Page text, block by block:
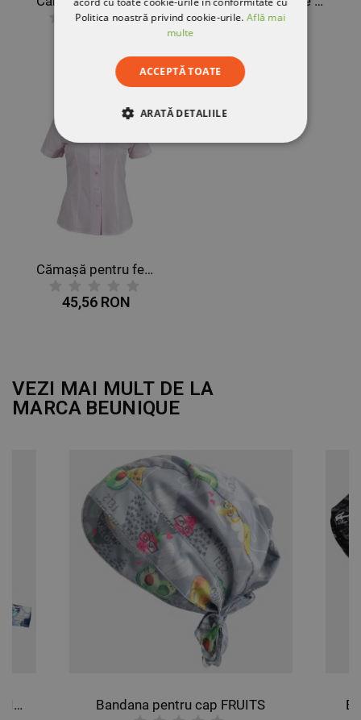
Cămașă pentru femei LEA ROZ
45,56 RON
VEZI MAI MULT DE LA
MARCA BEUNIQUE
Bandana pentru cap BUTTERFLIES Bandana pentru cap FRUITS
Politica noastră privind cookie-urile.Află mai
multe
ACCEPTĂ TOATE
ARATĂ DETALIILE
STRICT NECESARE
DE TARGETARE
DE FUNCŢIONALITATE
NECLASIFICATE